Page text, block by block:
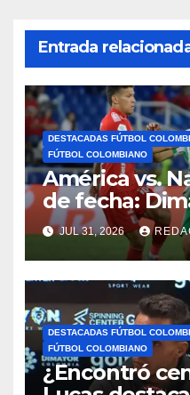
Entrada
DESTACADAS FÚTBOL
FÚTBOL COLOMBIANO
América vs.
de fecha:
reprogramó
motivos de
JUL 31, 2026
DESTACADAS FÚTBOL
FÚTBOL COLOMBIANO
¿Encontró